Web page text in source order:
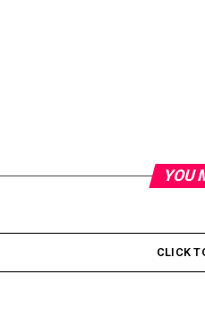
YOU
CLICK